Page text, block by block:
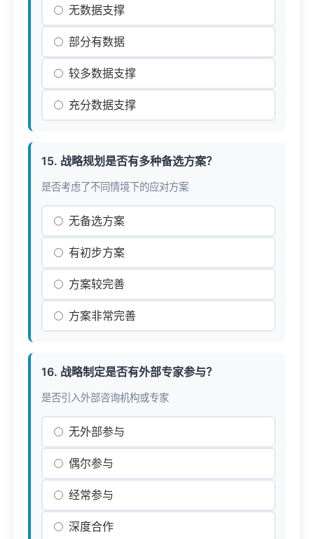
无数据支撑
部分有数据
较多数据支撑
充分数据支撑
15. 战略规划是否有多种备选方案？
是否考虑了不同情境下的应对方案
无备选方案
有初步方案
方案较完善
方案非常完善
16. 战略制定是否有外部专家参与？
是否引入外部咨询机构或专家
无外部参与
偶尔参与
经常参与
深度合作